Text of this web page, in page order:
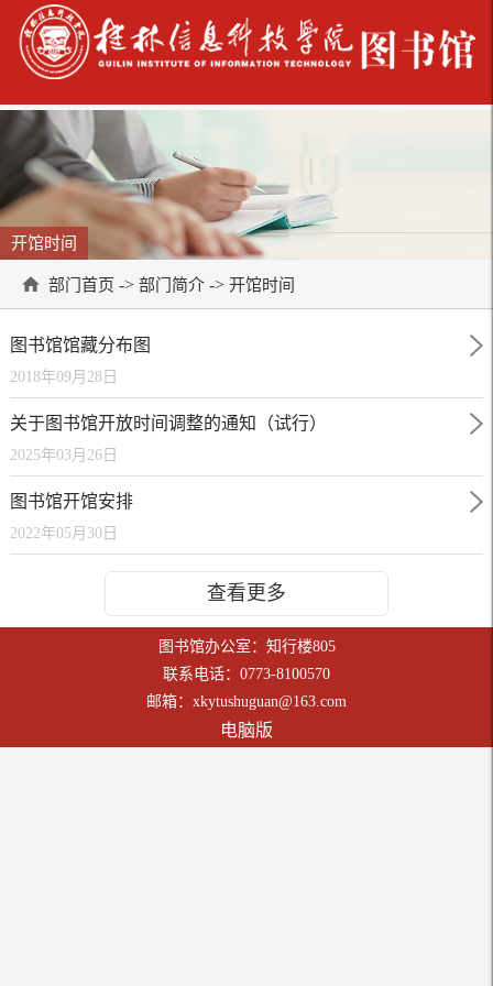
开馆时间
部门首页 -> 部门简介 -> 开馆时间
图书馆馆藏分布图
2018年09月28日
关于图书馆开放时间调整的通知（试行）
2025年03月26日
图书馆开馆安排
2022年05月30日
查看更多
图书馆办公室：知行楼805
联系电话：0773-8100570
邮箱：xkytushuguan@163.com
电脑版